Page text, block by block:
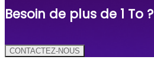
Besoin de plus de 1 To ?
CONTACTEZ-NOUS